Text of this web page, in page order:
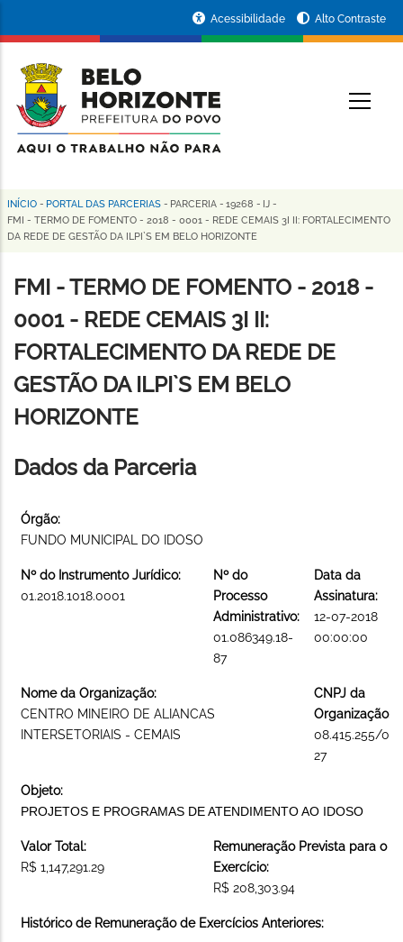
conteúdo
principal
da
Prefeitura
de
Horizonte
Acessibilidade Alto Contraste
Trilha
de
navegação
INÍCIO - PORTAL DAS PARCERIAS - PARCERIA - 19268 - IJ -
FMI - TERMO DE FOMENTO - 2018 - 0001 - REDE CEMAIS 3I II: FORTALECIMENTO
DA REDE DE GESTÃO DA ILPI`S EM BELO HORIZONTE
FMI - TERMO DE FOMENTO - 2018 -
0001 - REDE CEMAIS 3I II:
FORTALECIMENTO DA REDE DE
GESTÃO DA ILPI`S EM BELO
HORIZONTE
Dados da Parceria
Órgão:
FUNDO MUNICIPAL DO IDOSO
Nº do Instrumento Jurídico:
01.2018.1018.0001
Nº do
Processo
Administrativo:
01.086349.18-
87
Data da
Assinatura:
12-07-2018
00:00:00
Nome da Organização:
CENTRO MINEIRO DE ALIANCAS
INTERSETORIAIS - CEMAIS
CNPJ da
Organização:
08.415.255/
27
Objeto:
PROJETOS E PROGRAMAS DE ATENDIMENTO AO IDOSO
Valor Total:
R$ 1,147,291.29
Remuneração Prevista para o
Exercício:
R$ 208,303.94
Histórico de Remuneração de Exercícios Anteriores: